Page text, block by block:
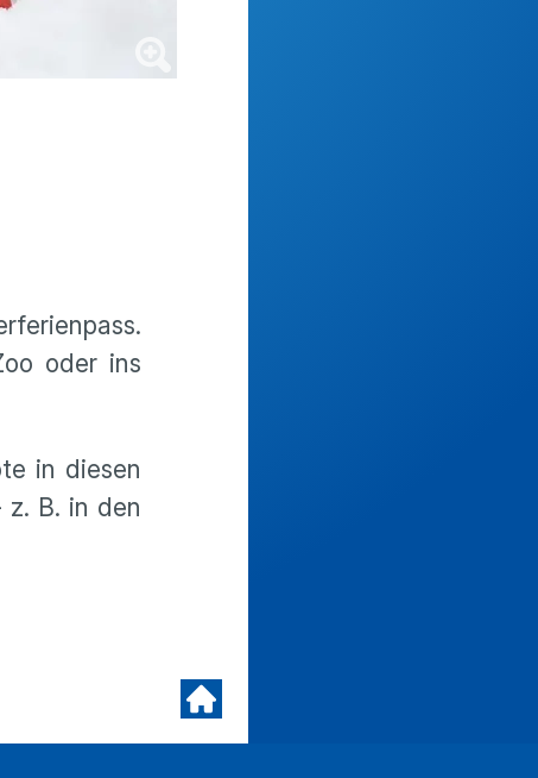
oder ins
in diesen
z. B. in den